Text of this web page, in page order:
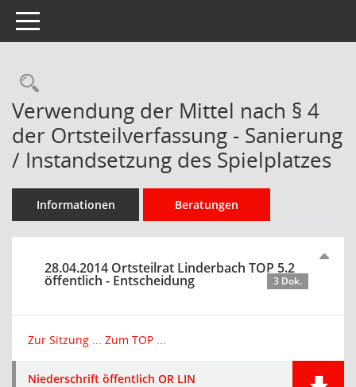
Toggle navigation
Rechercheauswahl
Verwendung der Mittel nach § 4
der Ortsteilverfassung - Sanierung
/ Instandsetzung des Spielplatzes
Informationen Beratungen
28.04.2014 Ortsteilrat Linderbach TOP 5.2
öffentlich - Entscheidung 3 Dok.
Zur Sitzung ... Zum TOP ...
Niederschrift öffentlich OR LIN